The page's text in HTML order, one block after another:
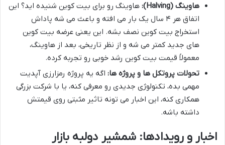
هاوینگ (Halving):
هاوینگ رو برای بیت کوین شنیده اید؟ این
اتفاق هر ۴ سال یک بار می افته و باعث می شه پاداش
استخراج بیت کوین نصف بشه. این یعنی عرضه بیت کوین
های جدید کمتر می شه و از نظر تاریخی، بعد از هاوینگ،
معمولاً قیمت بیت کوین رشد خوبی رو تجربه کرده.
تحولات پروتکل ها و پروژه ها: اگه یه پروژه رمزارزی آپدیت
مهمی بده، تکنولوژی جدیدی رو معرفی کنه، یا با شرکت بزرگی
همکاری کنه، این اخبار می تونه تاثیر مثبتی روی قیمتش
داشته باشه.
اخبار و رویدادها: شمشیر دولبه بازار